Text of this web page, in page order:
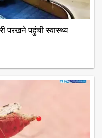
परखने पहुंची स्वास्थ्य